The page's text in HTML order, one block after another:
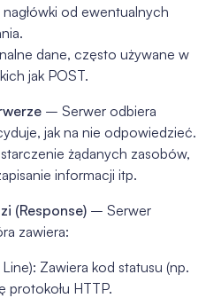
od ewentualnych
dane, często używane w
jak POST.
– Serwer odbiera
jak na nie odpowiedzieć.
żądanych zasobów,
informacji itp.
(Response)– Serwer
zawiera:
Zawiera kod statusu (np.
protokołu HTTP.